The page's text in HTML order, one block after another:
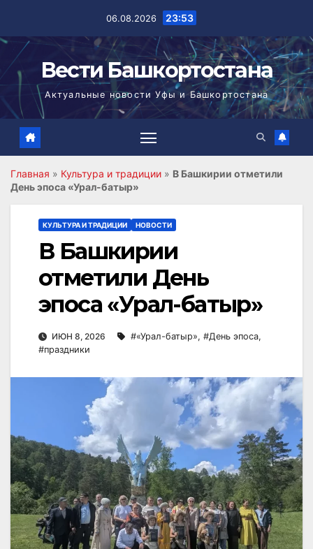
06.08.2026 23:53
Вести Башкортостана
Актуальные новости Уфы и Башкортостана
Главная » Культура и традиции » В Башкирии отметили
День эпоса «Урал-батыр»
КУЛЬТУРА И ТРАДИЦИИ НОВОСТИ
В Башкирии
отметили День
эпоса «Урал-батыр»
ИЮН 8, 2026 #«Урал-батыр», #День эпоса,
#праздники